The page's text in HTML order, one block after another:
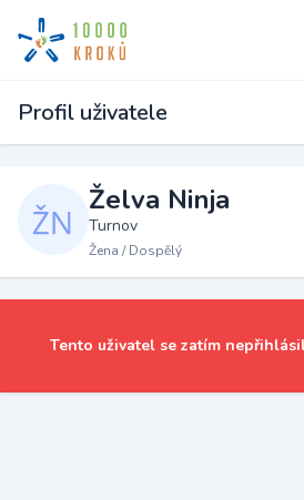
Profil uživatele
Želva Ninja
Turnov
Žena / Dospělý
Tento uživatel se zatím